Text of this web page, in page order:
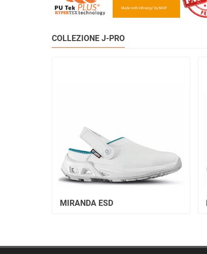
COLLEZIONE J-PRO
MIRANDA ESD